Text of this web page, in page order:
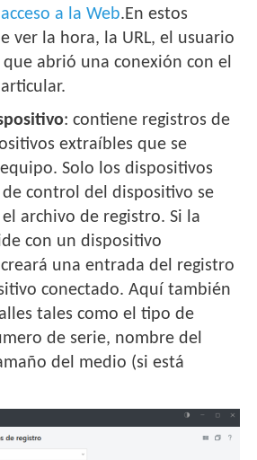
a la Web.En estos
ver la hora, la URL, el usuario
abrió una conexión con el
: contiene registros de
extraíbles que se
Solo los dispositivos
de control del dispositivo se
archivo de registro. Si la
con un dispositivo
una entrada del registro
conectado. Aquí también
tales como el tipo de
de serie, nombre del
del medio (si está